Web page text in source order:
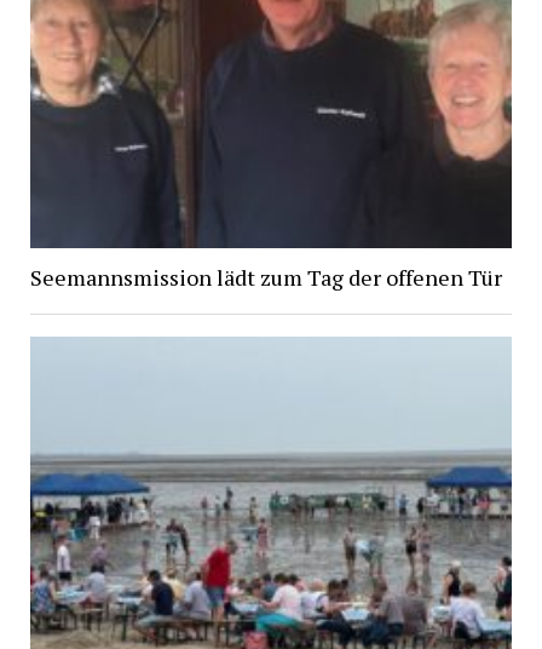
Seemannsmission lädt zum Tag der offenen Tür